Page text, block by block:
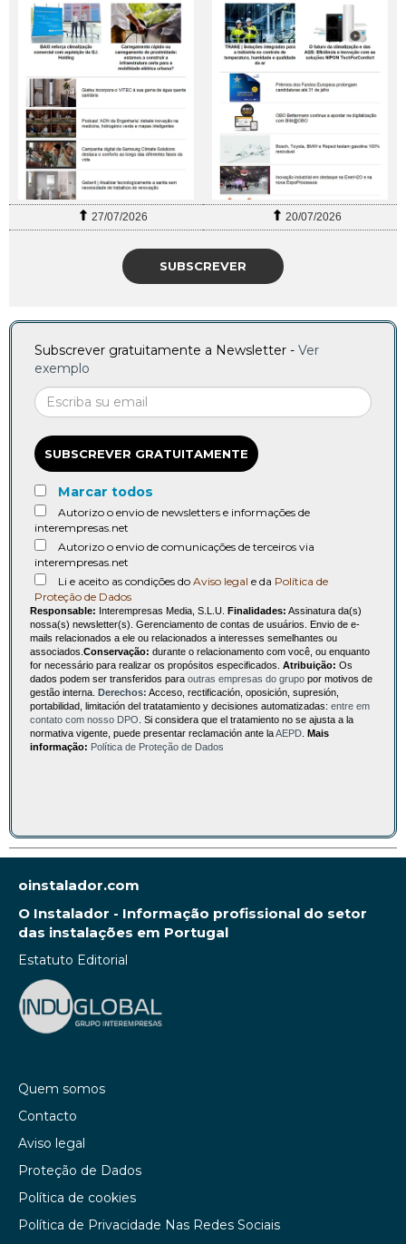
27/07/2026 20/07/2026
SUBSCREVER
Subscrever gratuitamente a Newsletter - Ver
exemplo
SUBSCREVER GRATUITAMENTE
Marcar todos
Autorizo o envio de newsletters e informações de
interempresas.net
Autorizo o envio de comunicações de terceiros via
interempresas.net
Li e aceito as condições do Aviso legal e da Política de
Proteção de Dados
Responsable: Interempresas Media, S.L.U. Finalidades: Assinatura da(s)
nossa(s) newsletter(s). Gerenciamento de contas de usuários. Envio de e-
mails relacionados a ele ou relacionados a interesses semelhantes ou
associados. Conservação: durante o relacionamento com você, ou enquanto
for necessário para realizar os propósitos especificados. Atribuição: Os
dados podem ser transferidos para outras empresas do grupo por motivos de
gestão interna. Derechos: Acceso, rectificación, oposición, supresión,
portabilidad, limitación del tratatamiento y decisiones automatizadas: entre em
contato com nosso DPO . Si considera que el tratamiento no se ajusta a la
normativa vigente, puede presentar reclamación ante laAEPD Mais
informação: Política de Proteção de Dados
oinstalador.com
O Instalador - Informação profissional do setor
das instalações em Portugal
Estatuto Editorial
Quem somos
Contacto
Aviso legal
Proteção de Dados
Política de cookies
Política de Privacidade Nas Redes Sociais